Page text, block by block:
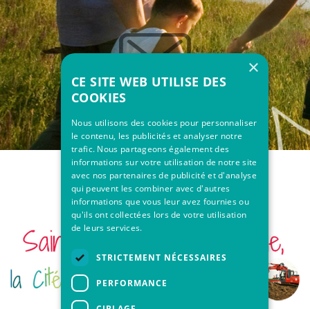
×
CE SITE WEB UTILISE DES
COOKIES
Nous utilisons des cookies pour personnaliser
le contenu, les publicités et analyser notre
trafic. Nous partageons également des
informations sur votre utilisation de notre site
avec nos partenaires de publicité et d'analyse
qui peuvent les combiner avec d'autres
informations que vous leur avez fournies ou
qu'ils ont collectées lors de votre utilisation
de leurs services.
STRICTEMENT NÉCESSAIRES
PERFORMANCE